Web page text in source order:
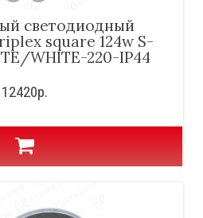
светодиодный
square 124w S-
WHITE-220-IP44
12420р.